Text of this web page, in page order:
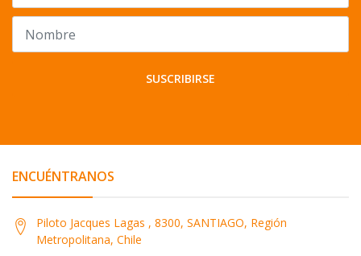
SUSCRIBIRSE
ENCUÉNTRANOS
Piloto Jacques Lagas , 8300, SANTIAGO, Región
Metropolitana, Chile